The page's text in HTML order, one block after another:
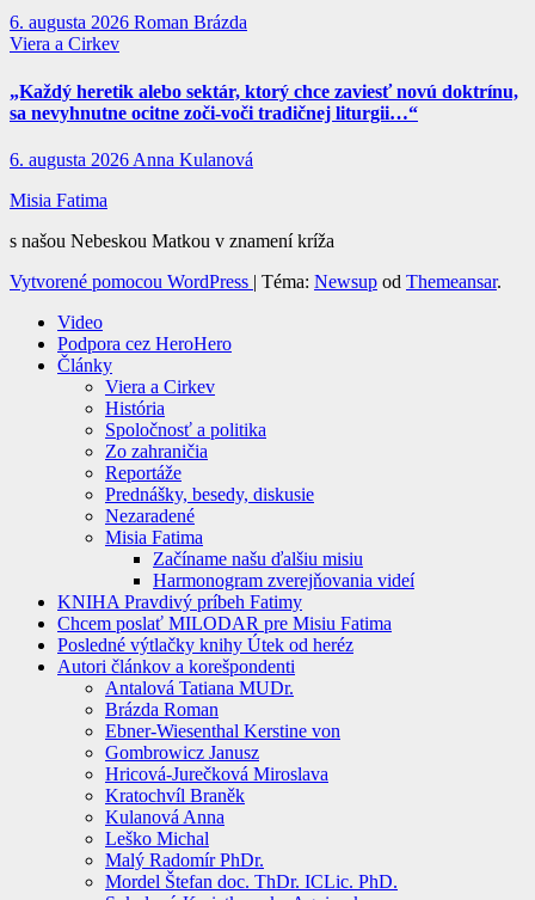
6. augusta 2026 Roman Brázda
Viera a Cirkev
„Každý heretik alebo sektár, ktorý chce zaviesť novú doktrínu,
sa nevyhnutne ocitne zoči-voči tradičnej liturgii…“
6. augusta 2026 Anna Kulanová
Misia Fatima
s našou Nebeskou Matkou v znamení kríža
Vytvorené pomocou WordPress | Téma: Newsup od Themeansar.
Video
Podpora cez HeroHero
Články
Viera a Cirkev
História
Spoločnosť a politika
Zo zahraničia
Reportáže
Prednášky, besedy, diskusie
Nezaradené
Misia Fatima
Začíname našu ďalšiu misiu
Harmonogram zverejňovania videí
KNIHA Pravdivý príbeh Fatimy
Chcem poslať MILODAR pre Misiu Fatima
Posledné výtlačky knihy Útek od heréz
Autori článkov a korešpondenti
Antalová Tatiana MUDr.
Brázda Roman
Ebner-Wiesenthal Kerstine von
Gombrowicz Janusz
Hricová-Jurečková Miroslava
Kratochvíl Braněk
Kulanová Anna
Leško Michal
Malý Radomír PhDr.
Mordel Štefan doc. ThDr. ICLic. PhD.